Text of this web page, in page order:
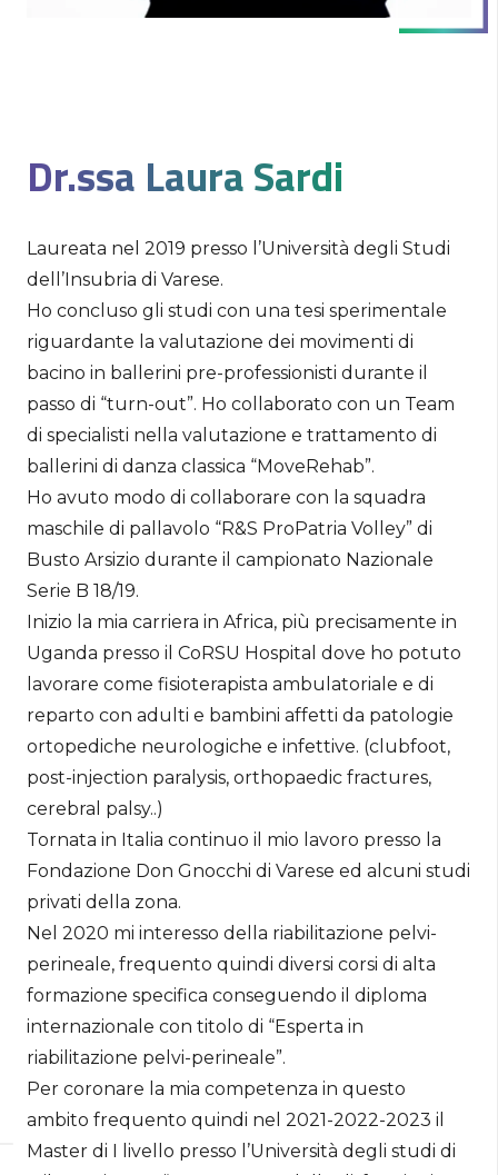
Dr.ssa Laura Sardi
Laureata nel 2019 presso l’Università degli Studi
dell’Insubria di Varese.
Ho concluso gli studi con una tesi sperimentale
riguardante la valutazione dei movimenti di
bacino in ballerini pre-professionisti durante il
passo di “turn-out”. Ho collaborato con un Team
di specialisti nella valutazione e trattamento di
ballerini di danza classica “MoveRehab”.
Ho avuto modo di collaborare con la squadra
maschile di pallavolo “R&S ProPatria Volley” di
Busto Arsizio durante il campionato Nazionale
Serie B 18/19.
Inizio la mia carriera in Africa, più precisamente in
Uganda presso il CoRSU Hospital dove ho potuto
lavorare come fisioterapista ambulatoriale e di
reparto con adulti e bambini affetti da patologie
ortopediche neurologiche e infettive. (clubfoot,
post-injection paralysis, orthopaedic fractures,
cerebral palsy..)
Tornata in Italia continuo il mio lavoro presso la
Fondazione Don Gnocchi di Varese ed alcuni studi
privati della zona.
Nel 2020 mi interesso della riabilitazione pelvi-
perineale, frequento quindi diversi corsi di alta
formazione specifica conseguendo il diploma
internazionale con titolo di “Esperta in
riabilitazione pelvi-perineale”.
Per coronare la mia competenza in questo
ambito frequento quindi nel 2021-2022-2023 il
Master di I livello presso l’Università degli studi di